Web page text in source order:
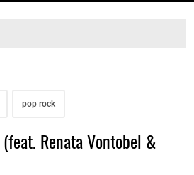
pop rock
Renata Vontobel &